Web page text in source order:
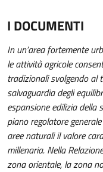
I DOCUMENTI
In un’area fortemente
le attività agricole
tradizionali svolgendo al
salvaguardia degli
espansione edilizia della
piano regolatore
aree naturali il valore
millenaria. Nella
zona orientale, la zona